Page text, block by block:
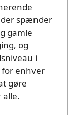
spænder
gamle
og
i
for enhver
gøre